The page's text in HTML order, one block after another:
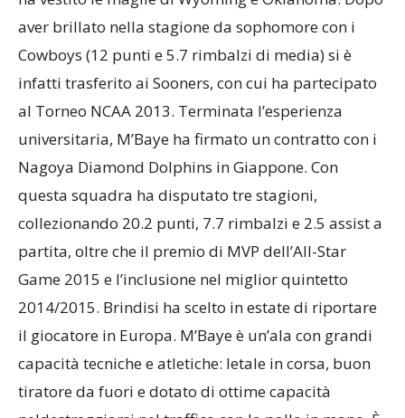
aver brillato nella stagione da sophomore con i
Cowboys (12 punti e 5.7 rimbalzi di media) si è
infatti trasferito ai Sooners, con cui ha partecipato
al Torneo NCAA 2013. Terminata l’esperienza
universitaria, M’Baye ha firmato un contratto con i
Nagoya Diamond Dolphins in Giappone. Con
questa squadra ha disputato tre stagioni,
collezionando 20.2 punti, 7.7 rimbalzi e 2.5 assist a
partita, oltre che il premio di MVP dell’All-Star
Game 2015 e l’inclusione nel miglior quintetto
2014/2015. Brindisi ha scelto in estate di riportare
il giocatore in Europa. M’Baye è un’ala con grandi
capacità tecniche e atletiche: letale in corsa, buon
tiratore da fuori e dotato di ottime capacità